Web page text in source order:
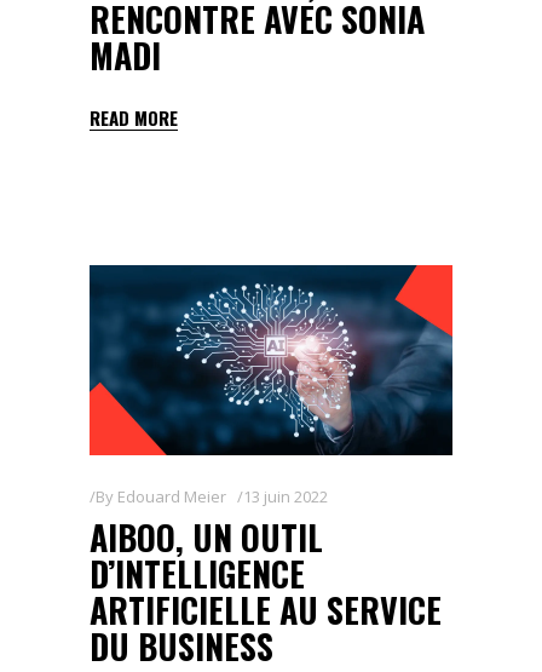
RENCONTRE AVEC SONIA
MADI
READ MORE
By Edouard Meier 13 juin 2022
AIBOO, UN OUTIL
D’INTELLIGENCE
ARTIFICIELLE AU SERVICE
DU BUSINESS